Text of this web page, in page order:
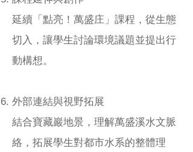
延續「點亮！萬盛庄」課程，從生態
切入，讓學生討論環境議題並提出行
動構想。
外部連結與視野拓展
結合寶藏巖地景，理解萬盛溪水文脈
絡，拓展學生對都市水系的整體理